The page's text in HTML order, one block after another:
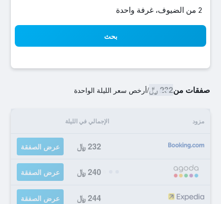
2 من الضيوف، غرفة واحدة
بحث
صفقات من232 ﷼ /أرخص سعر الليلة الواحدة
مزود الإجمالي في الليلة
232 ﷼ عرض الصفقة
240 ﷼ عرض الصفقة
244 ﷼ عرض الصفقة